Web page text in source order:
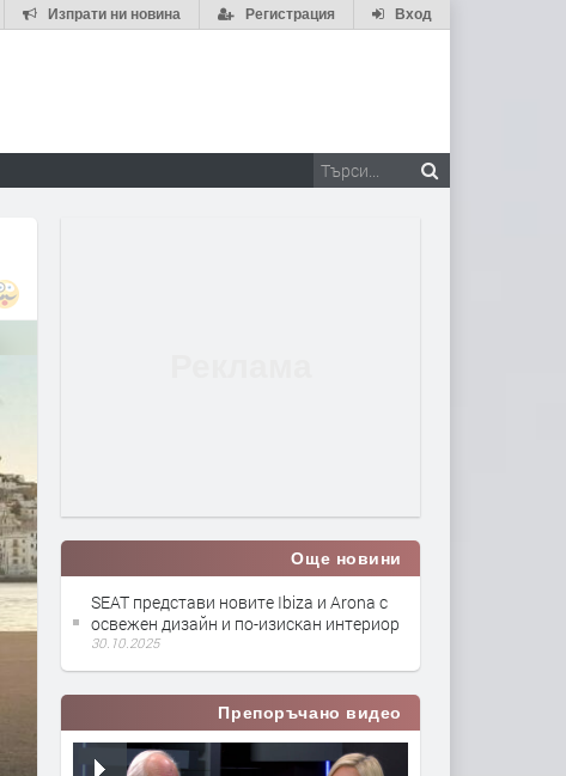
Вход
Регистрация
Изпрати ни новина
Още новини
SEAT представи новите Ibiza и Arona с
освежен дизайн и по-изискан интериор
30.10.2025
Препоръчано видео